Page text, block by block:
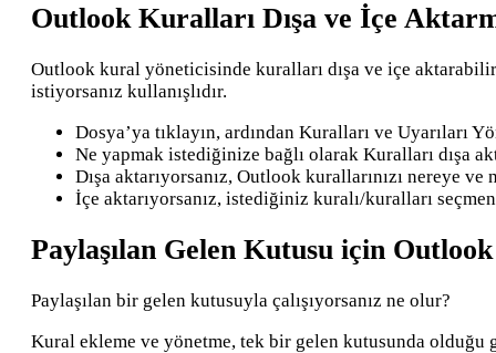
Outlook Kuralları Dışa ve İçe
Outlook kural yöneticisinde kuralları dışa ve içe
istiyorsanız kullanışlıdır.
Dosya’ya tıklayın, ardından Kuralları ve Uyarıları
Ne yapmak istediğinize bağlı olarak Kuralları dışa
Dışa aktarıyorsanız, Outlook kurallarınızı nereye
İçe aktarıyorsanız, istediğiniz kuralı/kuralları
Paylaşılan Gelen Kutusu için
Paylaşılan bir gelen kutusuyla çalışıyorsanız ne olur?
Kural ekleme ve yönetme, tek bir gelen kutusunda olduğu